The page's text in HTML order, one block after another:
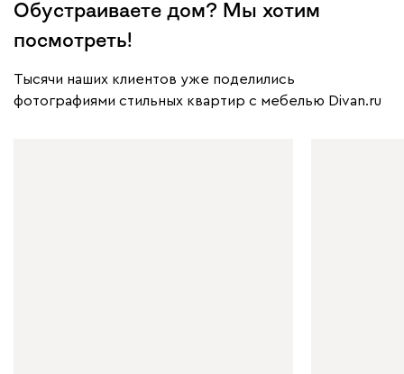
Обустраиваете дом? Мы хотим
посмотреть!
Тысячи наших клиентов уже поделились
фотографиями стильных квартир с мебелью Divan.ru